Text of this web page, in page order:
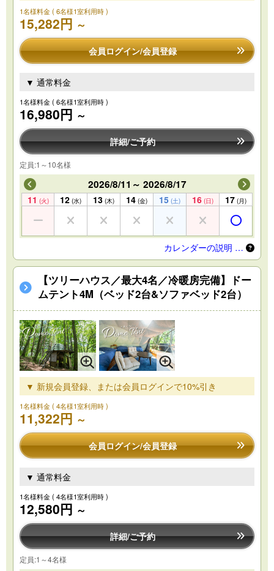
1名様料金( 6名様1室利用時 )
15,282円 ～
会員ログイン/会員登録
▼ 通常料金
1名様料金( 6名様1室利用時 )
16,980円 ～
詳細/ご予約
定員:1～10名様
2026/8/11～ 2026/8/17
11 (火) 12 (水) 13 (木) 14 (金) 15 (土) 16 (日) 17 (月)
カレンダーの説明 …
【ツリーハウス／最大4名／冷暖房完備】ドー
ムテント4M（ベッド2台&ソファベッド2台）
▼ 新規会員登録、または会員ログインで10%引き
1名様料金( 4名様1室利用時 )
11,322円 ～
会員ログイン/会員登録
▼ 通常料金
1名様料金( 4名様1室利用時 )
12,580円 ～
詳細/ご予約
定員:1～4名様